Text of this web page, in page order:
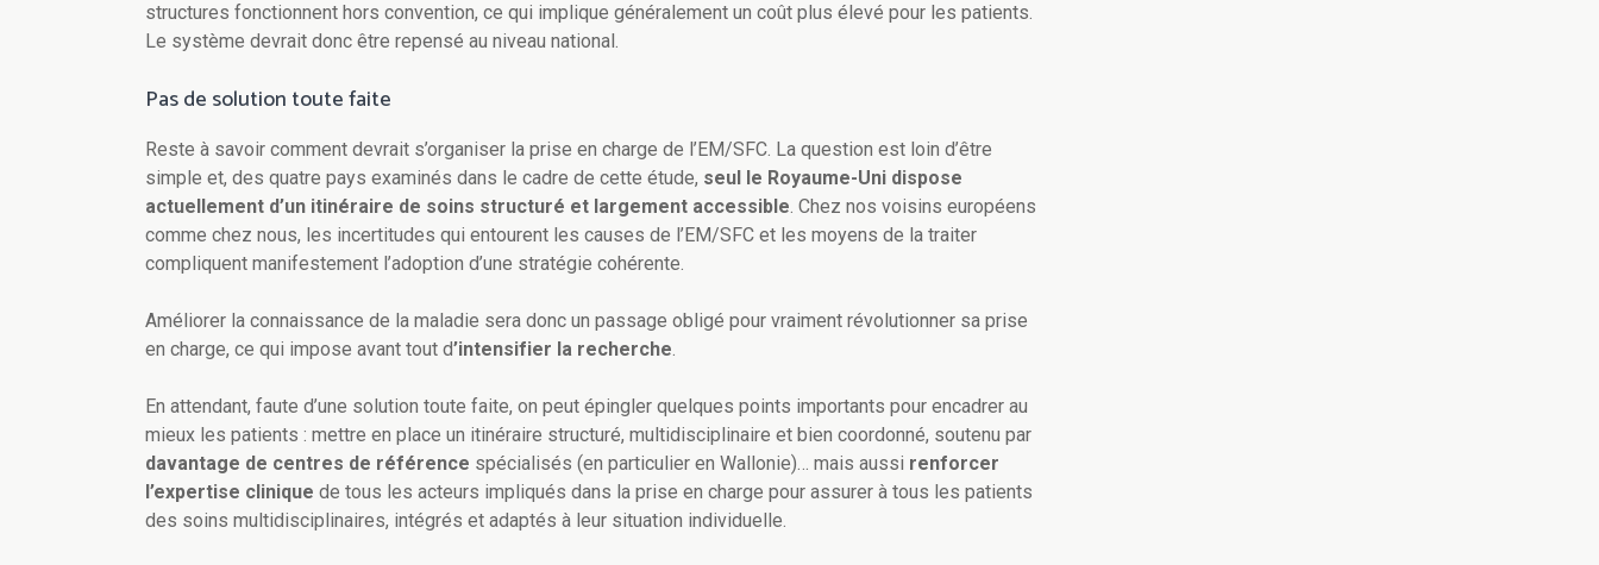
structures fonctionnent hors convention, ce qui implique généralement un coût plus élevé pour les patients.
Le système devrait donc être repensé au niveau national.
Pas de solution toute faite
Reste à savoir comment devrait s’organiser la prise en charge de l’EM/SFC. La question est loin d’être
simple et, des quatre pays examinés dans le cadre de cette étude, seul le Royaume-Uni dispose
actuellement d’un itinéraire de soins structuré et largement accessible. Chez nos voisins européens
comme chez nous, les incertitudes qui entourent les causes de l’EM/SFC et les moyens de la traiter
compliquent manifestement l’adoption d’une stratégie cohérente.
Améliorer la connaissance de la maladie sera donc un passage obligé pour vraiment révolutionner sa prise
en charge, ce qui impose avant tout d’intensifier la recherche.
En attendant, faute d’une solution toute faite, on peut épingler quelques points importants pour encadrer au
mieux les patients : mettre en place un itinéraire structuré, multidisciplinaire et bien coordonné, soutenu par
davantage de centres de référence spécialisés (en particulier en Wallonie)… mais aussi renforcer
l’expertise clinique de tous les acteurs impliqués dans la prise en charge pour assurer à tous les patients
des soins multidisciplinaires, intégrés et adaptés à leur situation individuelle.